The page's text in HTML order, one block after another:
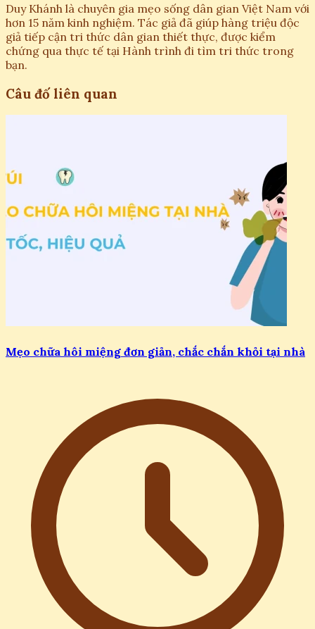
Duy Khánh là chuyên gia mẹo sống dân gian Việt Nam với
hơn 15 năm kinh nghiệm. Tác giả đã giúp hàng triệu độc
giả tiếp cận tri thức dân gian thiết thực, được kiểm
chứng qua thực tế tại Hành trình đi tìm tri thức trong
bạn.
Câu đố liên quan
Mẹo chữa hôi miệng đơn giản, chắc chắn khỏi tại nhà